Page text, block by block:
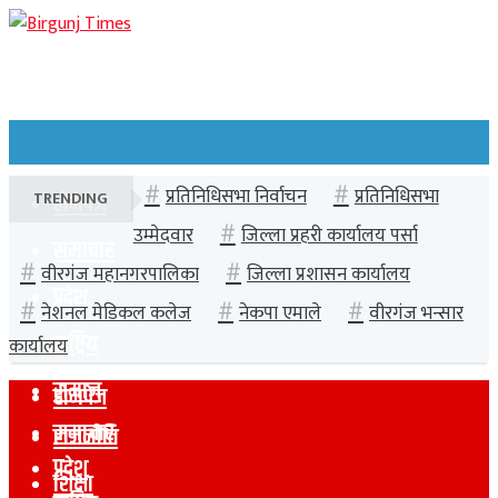
होमपेज
प्रदेश
राष्ट्रिय
समाज
राजनीति
शिक्षा
TRENDING प्रतिनिधिसभा निर्वाचन
प्रतिनिधिसभा
उम्मेदवार
जिल्ला प्रहरी कार्यालय पर्सा
वीरगंज महानगरपालिका
जिल्ला प्रशासन कार्यालय
नेशनल मेडिकल कलेज
नेकपा एमाले
वीरगंज भन्सार
कार्यालय
होमपेज
समाचार
प्रदेश